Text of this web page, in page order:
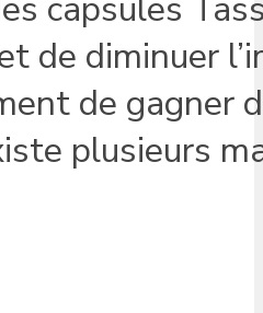
capsules
de diminuer
de gagner
plusieurs